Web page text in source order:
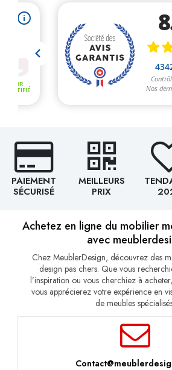
PAIEMENT
SÉCURISÉ
MEILLEURS
PRIX
Achetez en ligne du mobilier
avec
Chez MeublerDesign, découvrez des
design pas chers. Que vous
l’inspiration ou vous cherchiez à
vous apprécierez votre expérience en
de meubles